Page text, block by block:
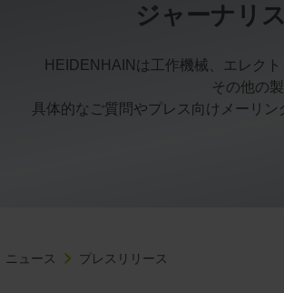
ジャーナリ
HEIDENHAINは工作機械、エレク
その他の
具体的なご質問やプレス向けメーリ
ニュース プレスリリース